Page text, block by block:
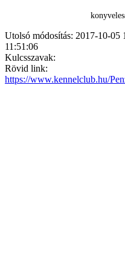
Utolsó módosítás: 2017-10-05
11:51:06
Kulcsszavak:
Rövid link:
https://www.kennelclub.hu/